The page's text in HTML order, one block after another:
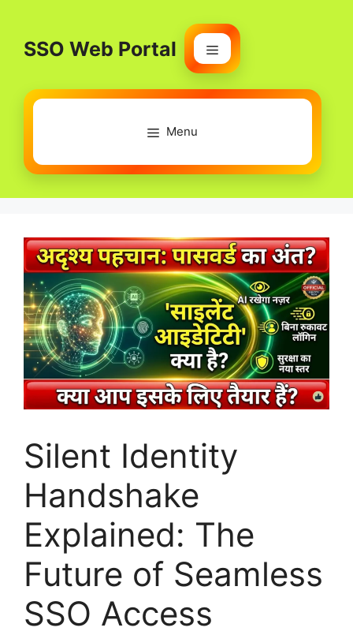
contentSSO Web Portal
Menu
Menu
Silent Identity
Handshake
Explained: The
Future of Seamless
SSO Access